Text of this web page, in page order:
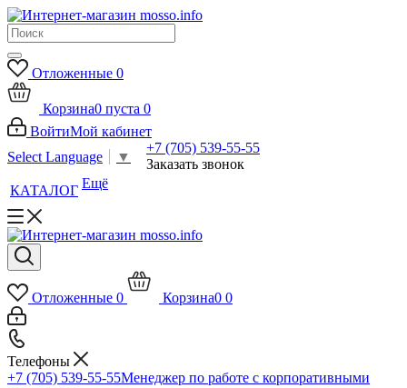
Отложенные 0
Корзина0 пуста 0
ВойтиМой кабинет
Select Language
▼
+7 (705) 539-55-55
Заказать звонок
КАТАЛОГ Ещё
Отложенные 0 Корзина0 0
Телефоны
+7 (705) 539-55-55Менеджер по работе с корпоративными